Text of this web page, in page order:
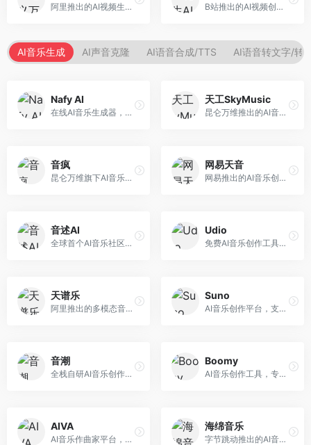
阿里推出的AI视频生成服务，整合图像与视频创作能力。面向电商和营销从业者，支持商品视频生成、营销视频制作等服务，商业应用场景丰富。 B站推出的AI视频创作工具，专注于短视频内容生成。面向B站创作者，支持视频生成、视频编辑等功能，与B站平台深度整合，创作效率高。
AI音乐生成 AI声音克隆 AI语音合成/TTS AI语音转文字/转
Nafy AI
在线AI音乐生成器，专注于快速音乐创作。面向内容创作者，支持多种风格音乐生成，操作简便，生成速度快，适合快速配乐需求。
天工SkyMusic
昆仑万维推出的AI音乐创作平台，基于天工大模型。面向音乐创作者，支持歌词生成、旋律创作、音乐编曲等服务，中文音乐创作能力强。
音疯
昆仑万维旗下AI音乐创作平台，专注于音乐内容生成。面向音乐爱好者和内容创作者，提供多种风格音乐生成，操作简便，创作速度快。
网易天音
网易推出的AI音乐创作工具，支持作词、作曲与编曲。面向音乐爱好者和独立音乐人，提供歌词生成、旋律创作、编曲制作等服务，与网易云音乐生态深度整合。
音述AI
全球首个AI音乐社区平台，整合创作与分享功能。面向音乐创作者和爱好者，提供音乐创作、作品分享、社区交流等服务，社区氛围活跃。
Udio
免费AI音乐创作工具，专注于高质量音乐生成。面向音乐创作者和内容制作者，支持多种音乐风格生成，音质专业，创作自由度高，适合专业音乐制作场景。
天谱乐
阿里推出的多模态音乐生成平台，整合音频与文本理解能力。面向内容创作者，支持歌词生成、旋律创作、音乐编辑等服务，与阿里生态深度整合。
Suno
AI音乐创作平台，支持通过文字描述生成完整歌曲，包含歌词、旋律和人声。面向音乐爱好者、内容创作者和独立音乐人，操作门槛低，创作速度快，支持多种音乐风格，为音乐创作带来全新可能。
音潮
全栈自研AI音乐创作平台，支持从创作到发布的完整流程。面向独立音乐人和音乐工作室，提供作词作曲、编曲混音、音乐发布等服务，创作工具专业。
Boomy
AI音乐创作工具，专注于快速音乐生成与发布。面向音乐爱好者和业余创作者，支持一键生成原创音乐，可直接发布到音乐平台，创作门槛低。
AIVA
AI音乐作曲家平台，专注于古典和影视配乐创作。面向影视制作人和游戏开发者，提供原创音乐生成、配乐定制等服务，音乐风格专业，适合影视游戏配乐。
海绵音乐
字节跳动推出的AI音乐创作平台，支持多风格音乐生成。面向内容创作者和音乐爱好者，提供歌词创作、旋律生成、编曲制作等服务，创作效率高，适合短视频配乐。